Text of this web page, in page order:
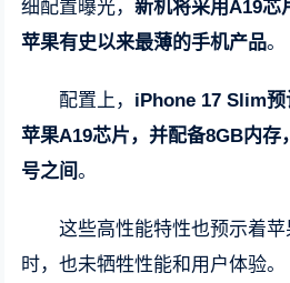
细配置曝光，新机将采用A19芯
苹果有史以来最薄的手机产品。
配置上， iPhone 17 Slim
苹果A19芯片，并配备8GB内
号之间。
这些高性能特性也预示着
时，也未牺牲性能和用户体验。